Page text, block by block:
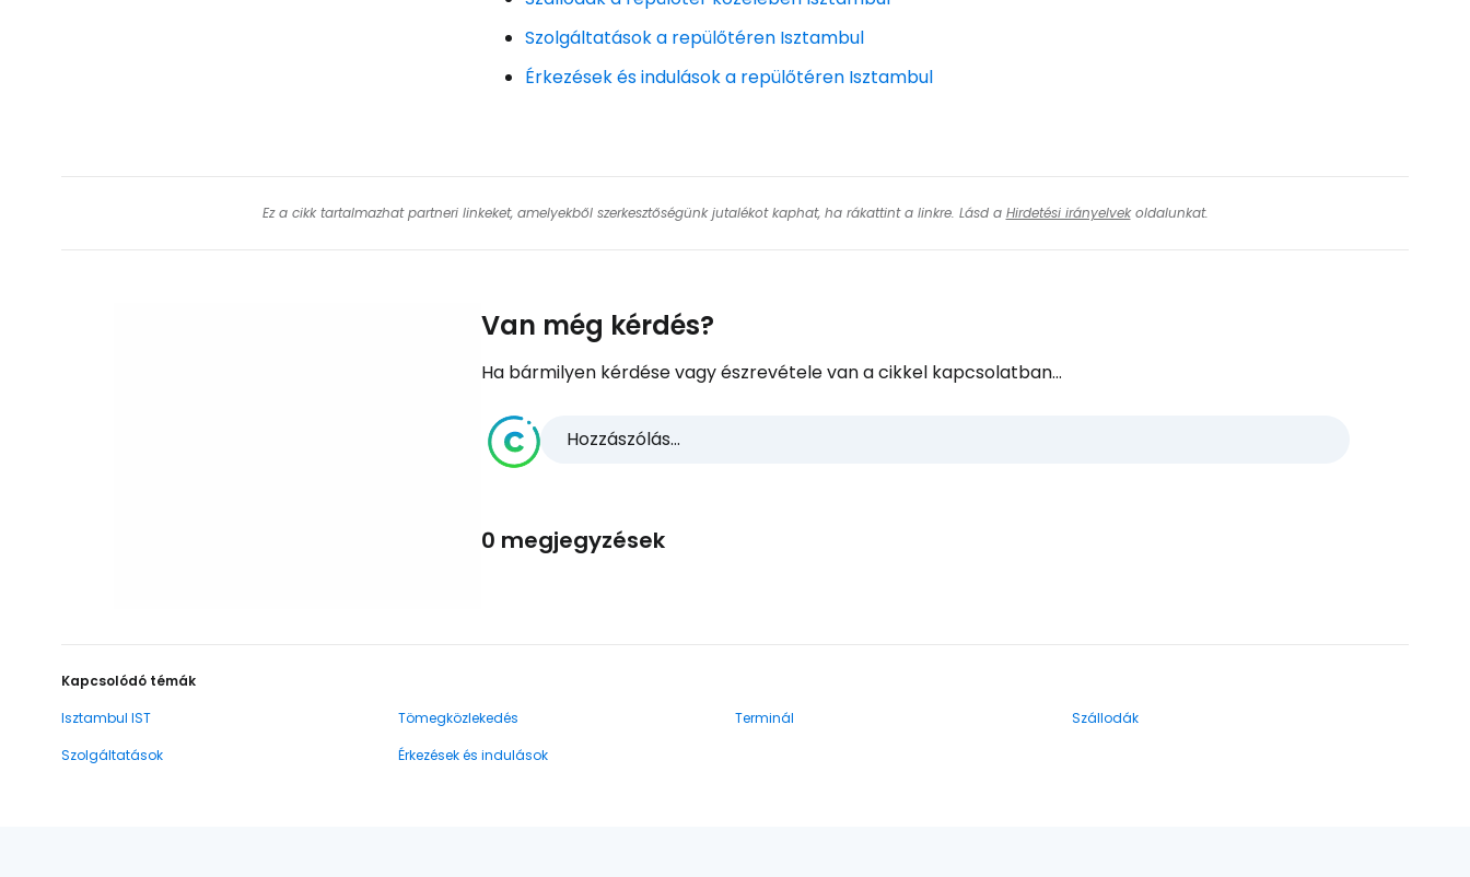
Szolgáltatások a repülőtéren Isztambul
Érkezések és indulások a repülőtéren Isztambul
Ez a cikk tartalmazhat partneri linkeket, amelyekből szerkesztőségünk jutalékot kaphat, ha rákattint a linkre. Lásd a Hirdetési irányelvekoldalunkat.
Van még kérdés?
Ha bármilyen kérdése vagy észrevétele van a cikkel kapcsolatban...
Hozzászólás...
0 megjegyzések
Kapcsolódó témák
Isztambul IST
Tömegközlekedés Terminál
Szállodák
Szolgáltatások
Érkezések és indulások